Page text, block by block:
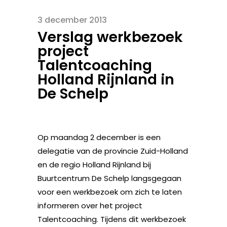
3 december 2013
Verslag werkbezoek
project
Talentcoaching
Holland Rijnland in
De Schelp
Op maandag 2 december is een
delegatie van de provincie Zuid-Holland
en de regio Holland Rijnland bij
Buurtcentrum De Schelp langsgegaan
voor een werkbezoek om zich te laten
informeren over het project
Talentcoaching. Tijdens dit werkbezoek